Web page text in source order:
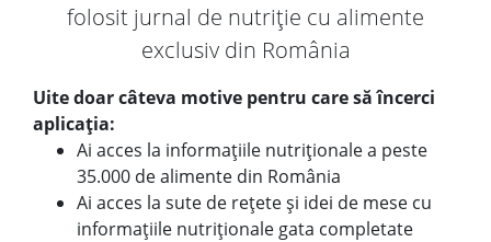
folosit jurnal de nutriție cu alimente
exclusiv din România
Uite doar câteva motive pentru care să încerci
aplicația:
Ai acces la informațiile nutriționale a peste
35.000 de alimente din România
Ai acces la sute de rețete și idei de mese cu
informațiile nutriționale gata completate